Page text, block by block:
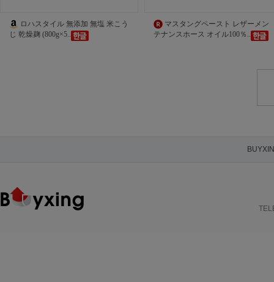
ロハスタイル 無添加 無塩 米こう
じ 乾燥麹 (800g×5..
マスタングペースト レザーメン
テナンスホース オイル100％..